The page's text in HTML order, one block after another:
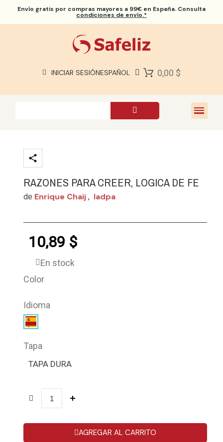
Envío gratis por compras mayores a 99€ en España. Consulta
condiciones de envío.*
INICIAR SESIÓNESPAÑOL 0,00 $
RAZONES PARA CREER, LOGICA DE FE
de Enrique Chaij , Iadpa
10,89 $
En stock
Color
Idioma
Tapa
TAPA DURA
AGREGAR AL CARRITO